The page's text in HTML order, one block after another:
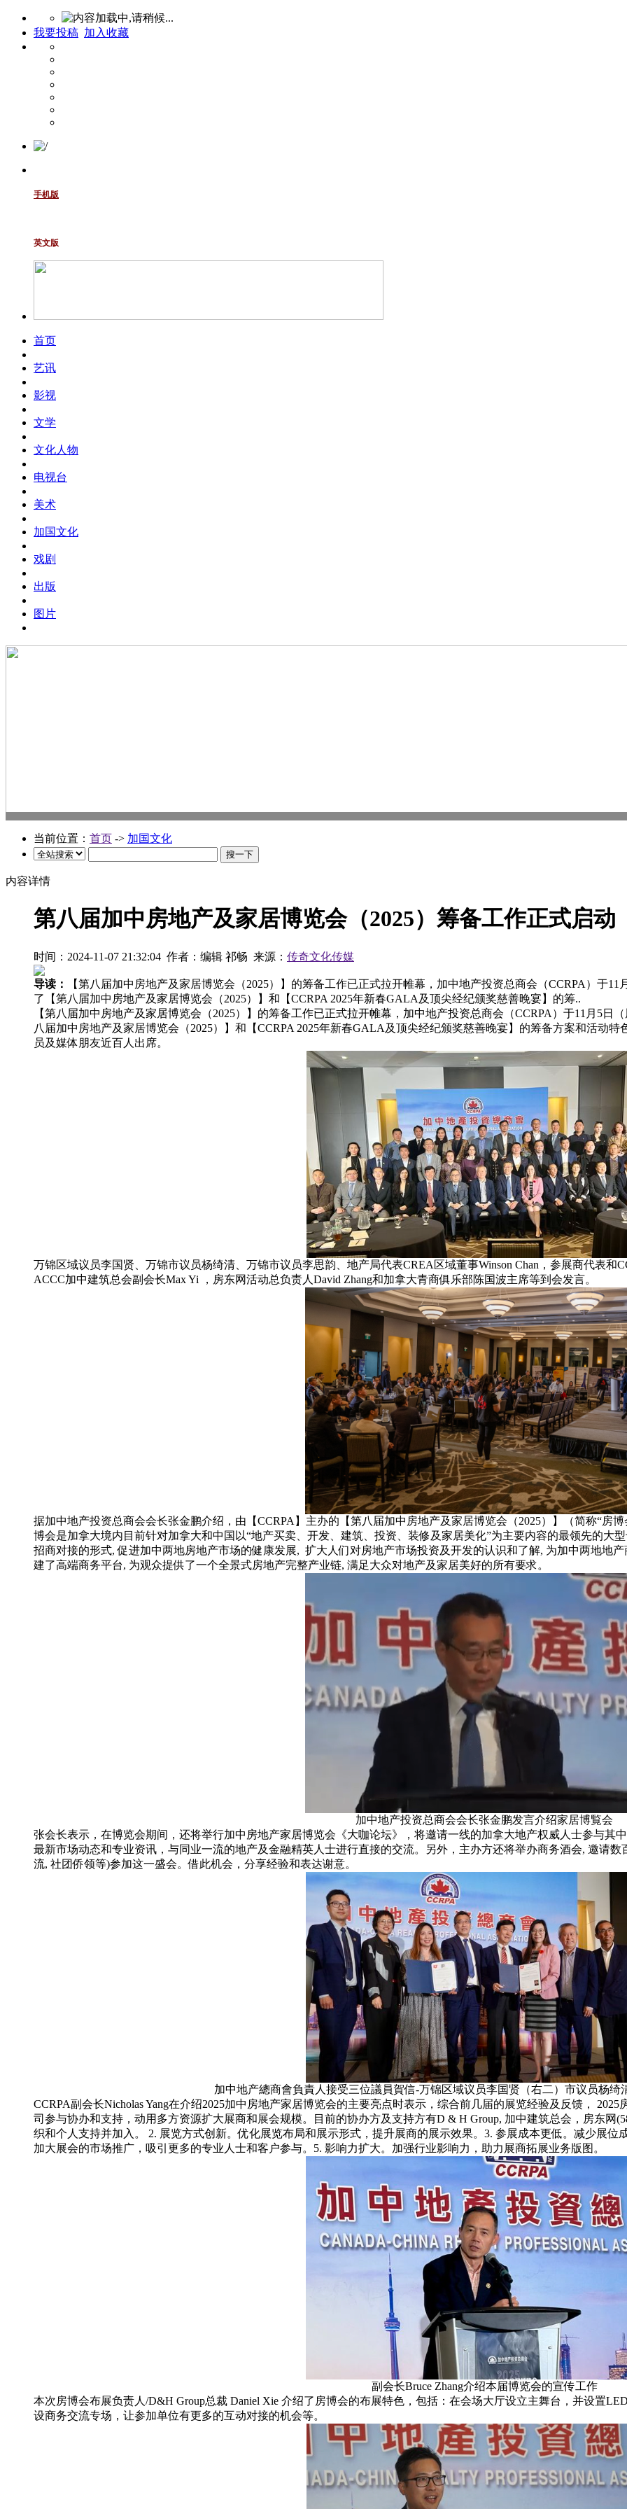
我要投稿 加入收藏
手机版
英文版
首页
艺讯
影视
文学
文化人物
电视台
美术
加国文化
戏剧
出版
图片
当前位置： 首页 -> 加国文化
内容详情
第八届加中房地产及家居博览会（2025）筹备工作正式启动
时间：2024-11-07 21:32:04 作者：编辑 祁畅 来源： 传奇文化传媒
导读：
【第八届加中房地产及家居博览会（2025）】的筹备工作已正式拉开帷幕，加中地产投资总商会（CCRPA）于
了【第八届加中房地产及家居博览会（2025）】和【CCRPA 2025年新春GALA及顶尖经纪颁奖慈善晚宴】的筹..
【第八届加中房地产及家居博览会（2025）】的筹备工作已正式拉开帷幕，加中地产投资总商会（CCRPA）于11月5
八届加中房地产及家居博览会（2025）】和【CCRPA 2025年新春GALA及顶尖经纪颁奖慈善晚宴】的筹备方案和活动
员及媒体朋友近百人出席。
万锦区域议员李国贤、万锦市议员杨绮清、万锦市议员李思韵、地产局代表CREA区域董事Winson Chan，参展商代表和
ACCC加中建筑总会副会长Max Yi ，房东网活动总负责人David Zhang和加拿大青商俱乐部陈国波主席等到会发言。
据加中地产投资总商会会长张金鹏介绍，由【CCRPA】主办的【第八届加中房地产及家居博览会（2025）】（简称“房
博会是加拿大境内目前针对加拿大和中国以“地产买卖、开发、建筑、投资、装修及家居美化”为主要内容的最领先的大
招商对接的形式, 促进加中两地房地产市场的健康发展, 扩大人们对房地产市场投资及开发的认识和了解, 为加中两地地
建了高端商务平台, 为观众提供了一个全景式房地产完整产业链, 满足大众对地产及家居美好的所有要求。
加中地产投资总商会会长张金鹏发言介绍家居博覧会
张会长表示，在博览会期间，还将举行加中房地产家居博览会《大咖论坛》，将邀请一线的加拿大地产权威人士参与其
最新市场动态和专业资讯，与同业一流的地产及金融精英人士进行直接的交流。另外，主办方还将举办商务酒会, 邀请
流, 社团侨领等)参加这一盛会。借此机会，分享经验和表达谢意。
加中地产總商會負責人接受三位議員賀信-万锦区域议员李国贤（右二）市议员杨绮
CCRPA副会长Nicholas Yang在介绍2025加中房地产家居博览会的主要亮点时表示，综合前几届的展览经验及反馈，
司参与协办和支持，动用多方资源扩大展商和展会规模。目前的协办方及支持方有D & H Group, 加中建筑总会，房东网
织和个人支持并加入。 2. 展览方式创新。优化展览布局和展示形式，提升展商的展示效果。3. 参展成本更低。减少展
加大展会的市场推广，吸引更多的专业人士和客户参与。5. 影响力扩大。加强行业影响力，助力展商拓展业务版图。
副会长Bruce Zhang介绍本届博览会的宣传工作
本次房博会布展负责人/D&H Group总裁 Daniel Xie 介绍了房博会的布展特色，包括：在会场大厅设立主舞台，并设置
设商务交流专场，让参加单位有更多的互动对接的机会等。